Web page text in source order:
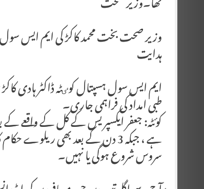
وزیر صحت بخت محمد کاکڑ کی ایم ایس
ہدایت
ایم ایس سول ہسپتال کوٸٹہ ڈاکٹر ہادی
طبی امداد کی فراہمی جاری۔
ہے ، جبکہ 3 دن کے بعد بھی
سروس شروع ہوگی یا نہیں۔